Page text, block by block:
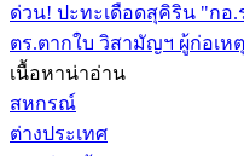
ด่วน! ปะทะเดือดสุคิริน "กอ.
ตร.ตากใบ วิสามัญฯ ผู้ก่อเห
เนื้อหาน่าอ่าน
สหกรณ์
ต่างประเทศ